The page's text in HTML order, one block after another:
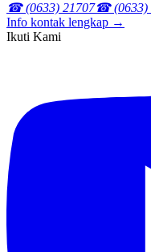
☎ (0633) 21707☎ (0633)
Info kontak lengkap →
Ikuti Kami